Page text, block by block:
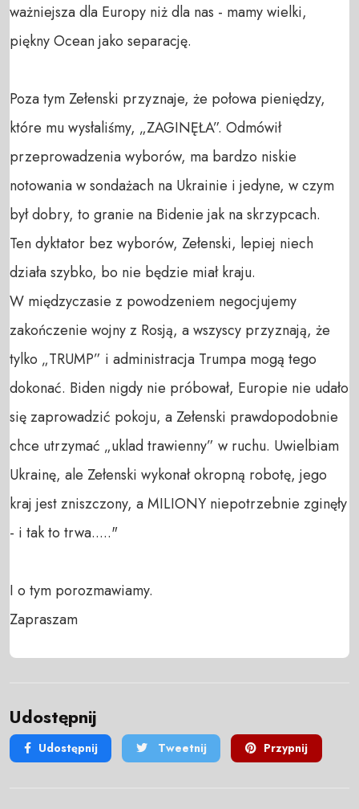
ważniejsza dla Europy niż dla nas - mamy wielki,
piękny Ocean jako separację.
Poza tym Zełenski przyznaje, że połowa pieniędzy,
które mu wysłaliśmy, „ZAGINĘŁA”. Odmówił
przeprowadzenia wyborów, ma bardzo niskie
notowania w sondażach na Ukrainie i jedyne, w czym
był dobry, to granie na Bidenie jak na skrzypcach.
Ten dyktator bez wyborów, Zełenski, lepiej niech
działa szybko, bo nie będzie miał kraju.
W międzyczasie z powodzeniem negocjujemy
zakończenie wojny z Rosją, a wszyscy przyznają, że
tylko „TRUMP” i administracja Trumpa mogą tego
dokonać. Biden nigdy nie próbował, Europie nie udało
się zaprowadzić pokoju, a Zełenski prawdopodobnie
chce utrzymać „uklad trawienny” w ruchu. Uwielbiam
Ukrainę, ale Zełenski wykonał okropną robotę, jego
kraj jest zniszczony, a MILIONY niepotrzebnie zginęły
- i tak to trwa....."
I o tym porozmawiamy.
Zapraszam
Udostępnij
Udostępnij Tweetnij Przypnij